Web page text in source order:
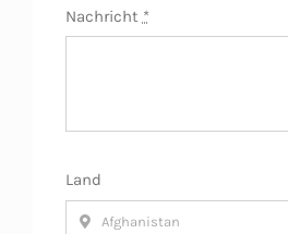
Nachricht *
Land